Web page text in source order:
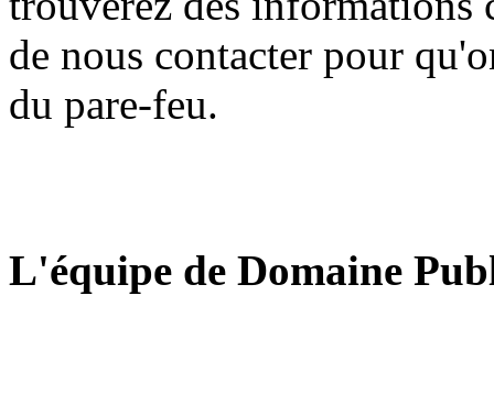
de nous contacter pour
du pare-feu.
L'équipe de Domaine